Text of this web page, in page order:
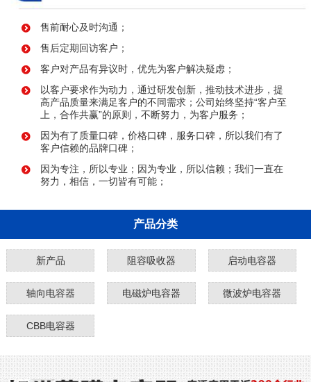
售前耐心及时沟通；
售后定期回访客户；
客户对产品有异议时，优先为客户解决疑虑；
以客户要求作为动力，通过研发创新，推动技术进步，提
高产品质量来满足客户的不同需求；公司始终坚持“客户至
上，合作共赢”的原则，不断努力，为客户服务；
因为有了质量口碑，价格口碑，服务口碑，所以我们有了
客户信赖的品牌口碑；
因为专注，所以专业；因为专业，所以信赖；我们一直在
努力，相信，一切皆有可能；
产品分类
新产品 阻容吸收器 启动电容器
轴向电容器 电磁炉电容器 微波炉电容器
CBB电容器